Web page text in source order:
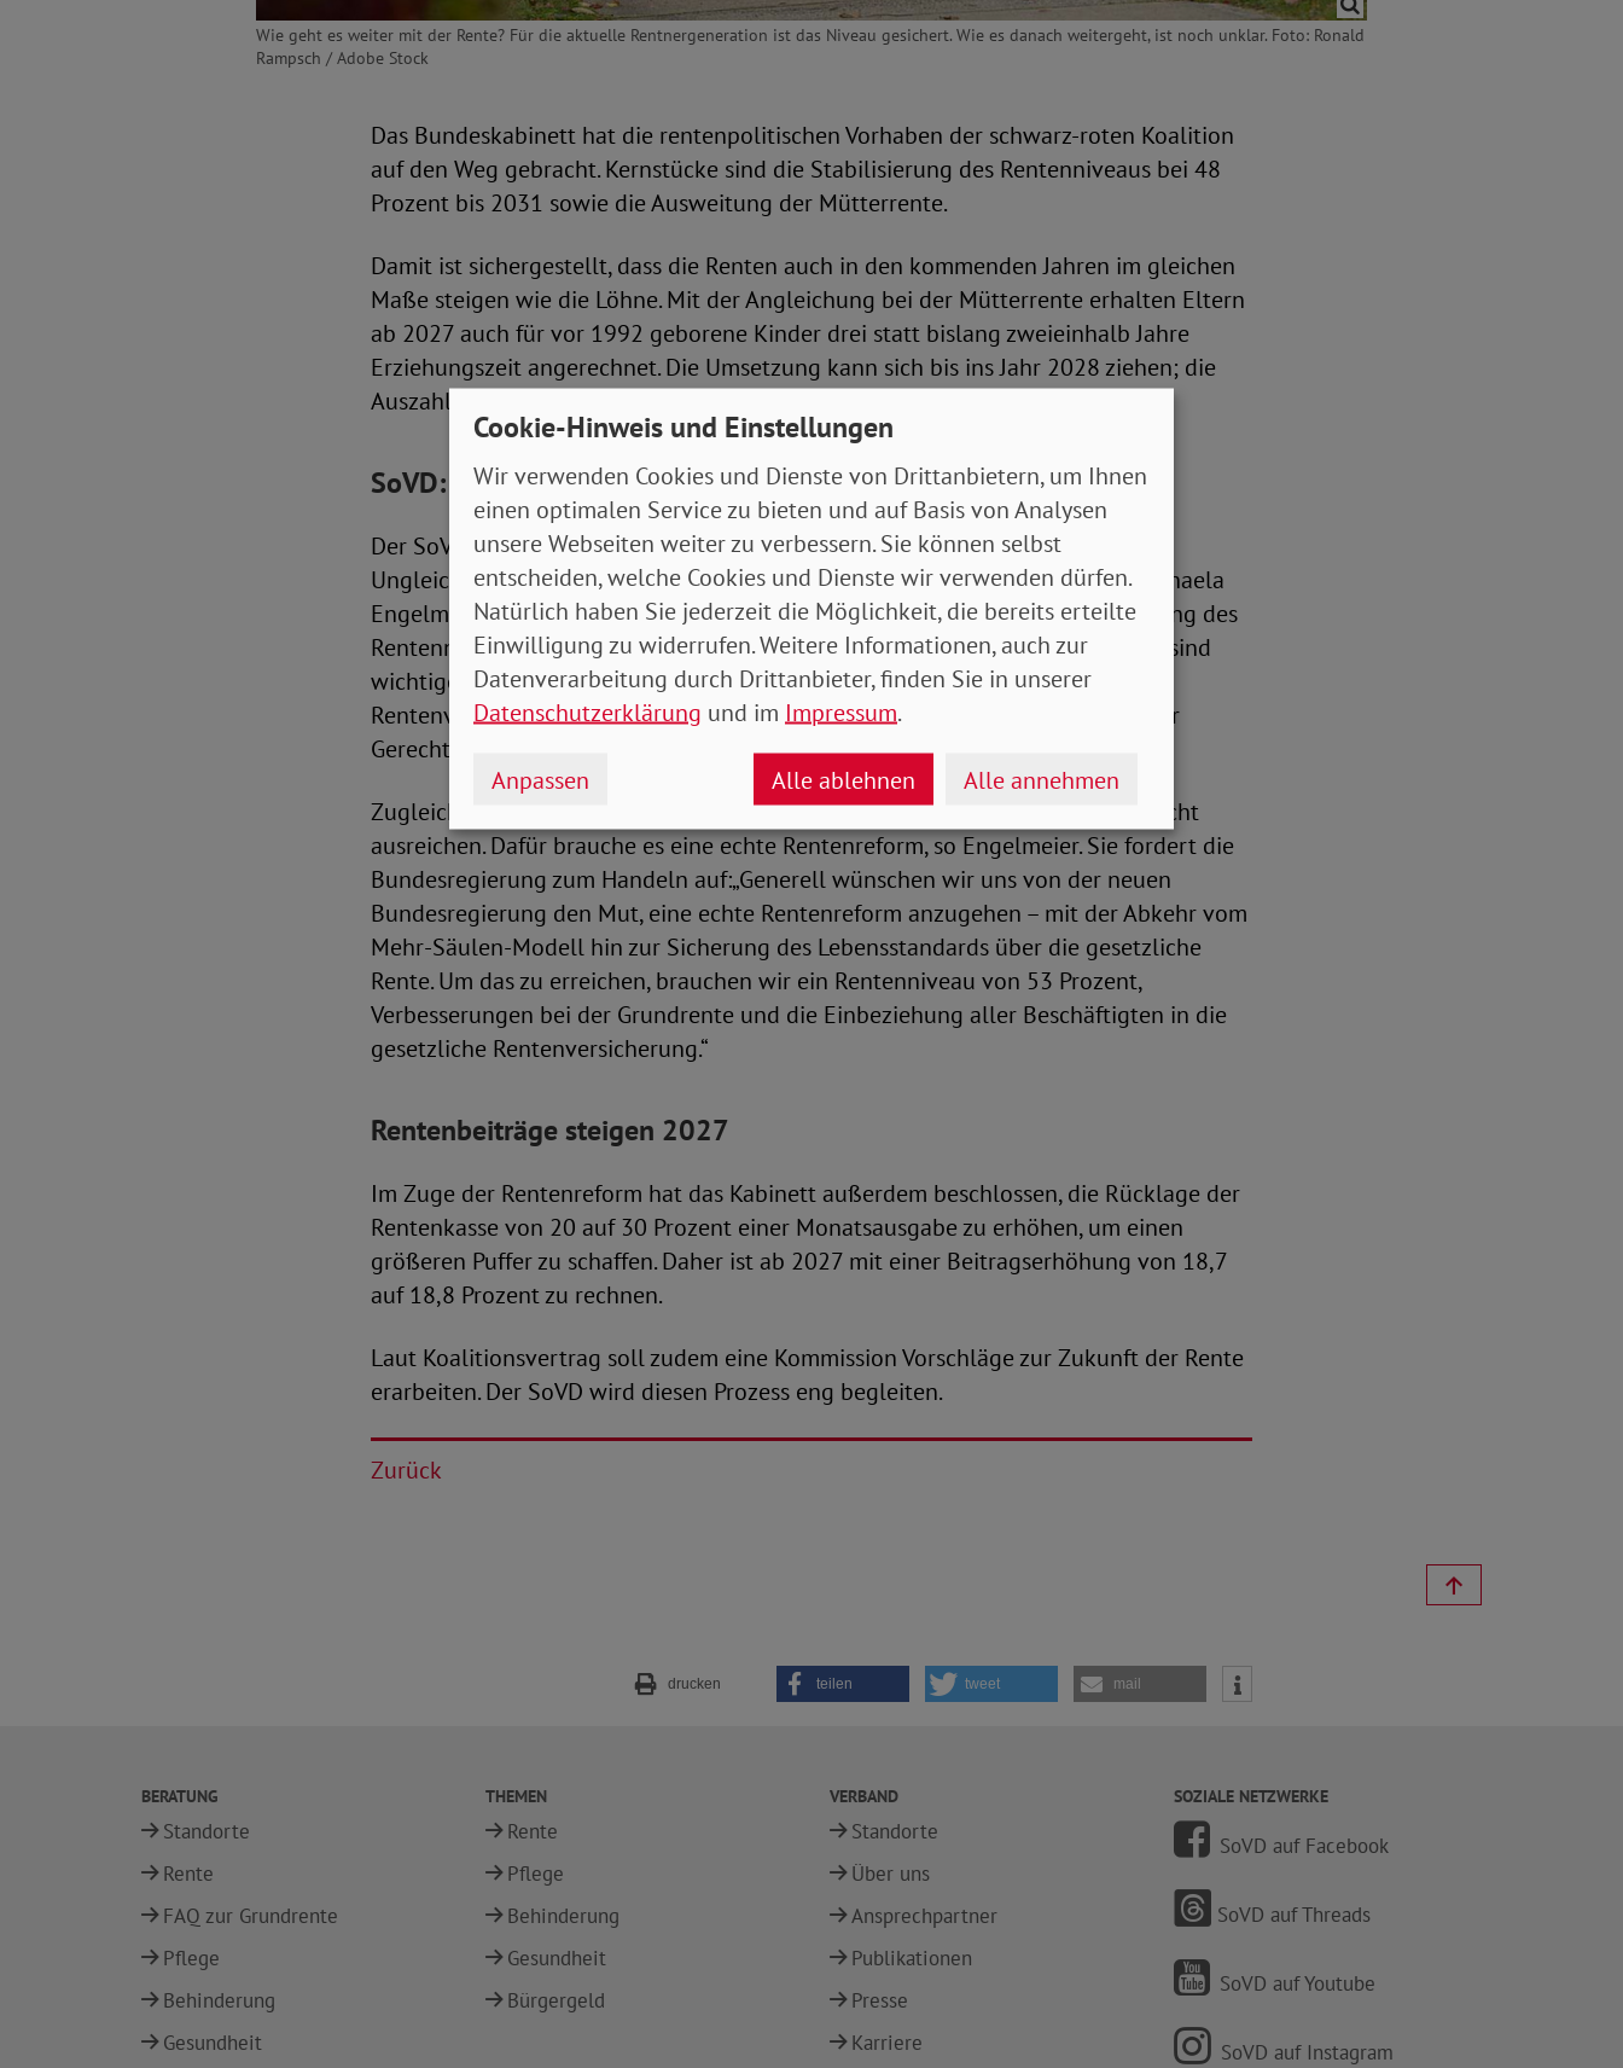
Wie geht es weiter mit der Rente? Für die aktuelle Rentnergeneration ist das Niveau gesichert. Wie es danach weitergeht, ist noch unklar. Foto: Ronald
Rampsch / Adobe Stock
Das Bundeskabinett hat die rentenpolitischen Vorhaben der schwarz-roten Koalition
auf den Weg gebracht. Kernstücke sind die Stabilisierung des Rentenniveaus bei 48
Prozent bis 2031 sowie die Ausweitung der Mütterrente.
Damit ist sichergestellt, dass die Renten auch in den kommenden Jahren im gleichen
Maße steigen wie die Löhne. Mit der Angleichung bei der Mütterrente erhalten Eltern
ab 2027 auch für vor 1992 geborene Kinder drei statt bislang zweieinhalb Jahre
Erziehungszeit angerechnet. Die Umsetzung kann sich bis ins Jahr 2028 ziehen; die
Auszahlung erfolgt dann rückwirkend.
SoVD: Rentenniveau sollte bei 53 Prozent liegen
Der SoVD begrüßt die Sicherung des Rentenniveaus und das Ende der
Ungleichbehandlung bei der Mütterrente. Die SoVD-Vorstandsvorsitzende Michaela
Engelmeier erklärt dazu: „Wir begrüßen das Rentenpaket sehr: Die Stabilisierung des
Rentenniveaus und die vollständige Angleichung der Kindererziehungszeiten sind
wichtige Maßnahmen zur Stärkung des Vertrauens in die gesetzliche
Rentenversicherung, zur Honorierung von Lebensleistung und aus Gründen der
Gerechtigkeit.“
Zugleich betont der Verband, dass diese Schritte für eine armutsfeste Rente nicht
ausreichen. Dafür brauche es eine echte Rentenreform, so Engelmeier. Sie fordert die
Bundesregierung zum Handeln auf:„Generell wünschen wir uns von der neuen
Bundesregierung den Mut, eine echte Rentenreform anzugehen – mit der Abkehr vom
Mehr-Säulen-Modell hin zur Sicherung des Lebensstandards über die gesetzliche
Rente. Um das zu erreichen, brauchen wir ein Rentenniveau von 53 Prozent,
Verbesserungen bei der Grundrente und die Einbeziehung aller Beschäftigten in die
gesetzliche Rentenversicherung.“
Rentenbeiträge steigen 2027
Im Zuge der Rentenreform hat das Kabinett außerdem beschlossen, die Rücklage der
Rentenkasse von 20 auf 30 Prozent einer Monatsausgabe zu erhöhen, um einen
größeren Puffer zu schaffen. Daher ist ab 2027 mit einer Beitragserhöhung von 18,7
auf 18,8 Prozent zu rechnen.
Laut Koalitionsvertrag soll zudem eine Kommission Vorschläge zur Zukunft der Rente
erarbeiten. Der SoVD wird diesen Prozess eng begleiten.
Zurück
drucken teilen tweet mail
BERATUNG
Standorte
Rente
FAQ zur Grundrente
Pflege
Behinderung
Gesundheit
THEMEN
Rente
Pflege
Behinderung
Gesundheit
Bürgergeld
VERBAND
Standorte
Über uns
Ansprechpartner
Publikationen
Presse
Karriere
SOZIALE NETZWERKE
SoVD auf Facebook
SoVD auf Threads
SoVD auf Youtube
SoVD auf Instagram
Cookie-Hinweis und Einstellungen
Wir verwenden Cookies und Dienste von Drittanbietern, um Ihnen
einen optimalen Service zu bieten und auf Basis von Analysen
unsere Webseiten weiter zu verbessern. Sie können selbst
entscheiden, welche Cookies und Dienste wir verwenden dürfen.
Natürlich haben Sie jederzeit die Möglichkeit, die bereits erteilte
Einwilligung zu widerrufen. Weitere Informationen, auch zur
Datenverarbeitung durch Drittanbieter, finden Sie in unserer
Datenschutzerklärung und im Impressum.
Anpassen Alle ablehnen Alle annehmen